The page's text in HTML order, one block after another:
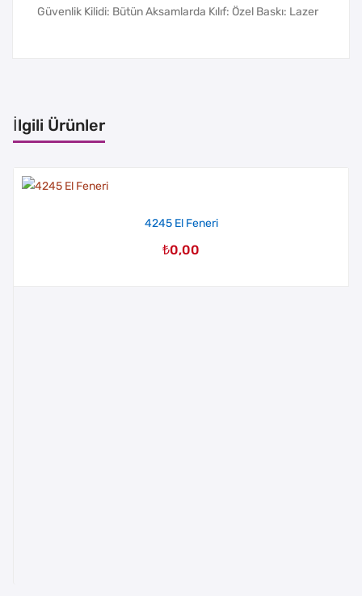
Güvenlik Kilidi: Bütün Aksamlarda Kılıf: Özel Baskı: Lazer
İlgili Ürünler
4245 El Feneri
₺0,00